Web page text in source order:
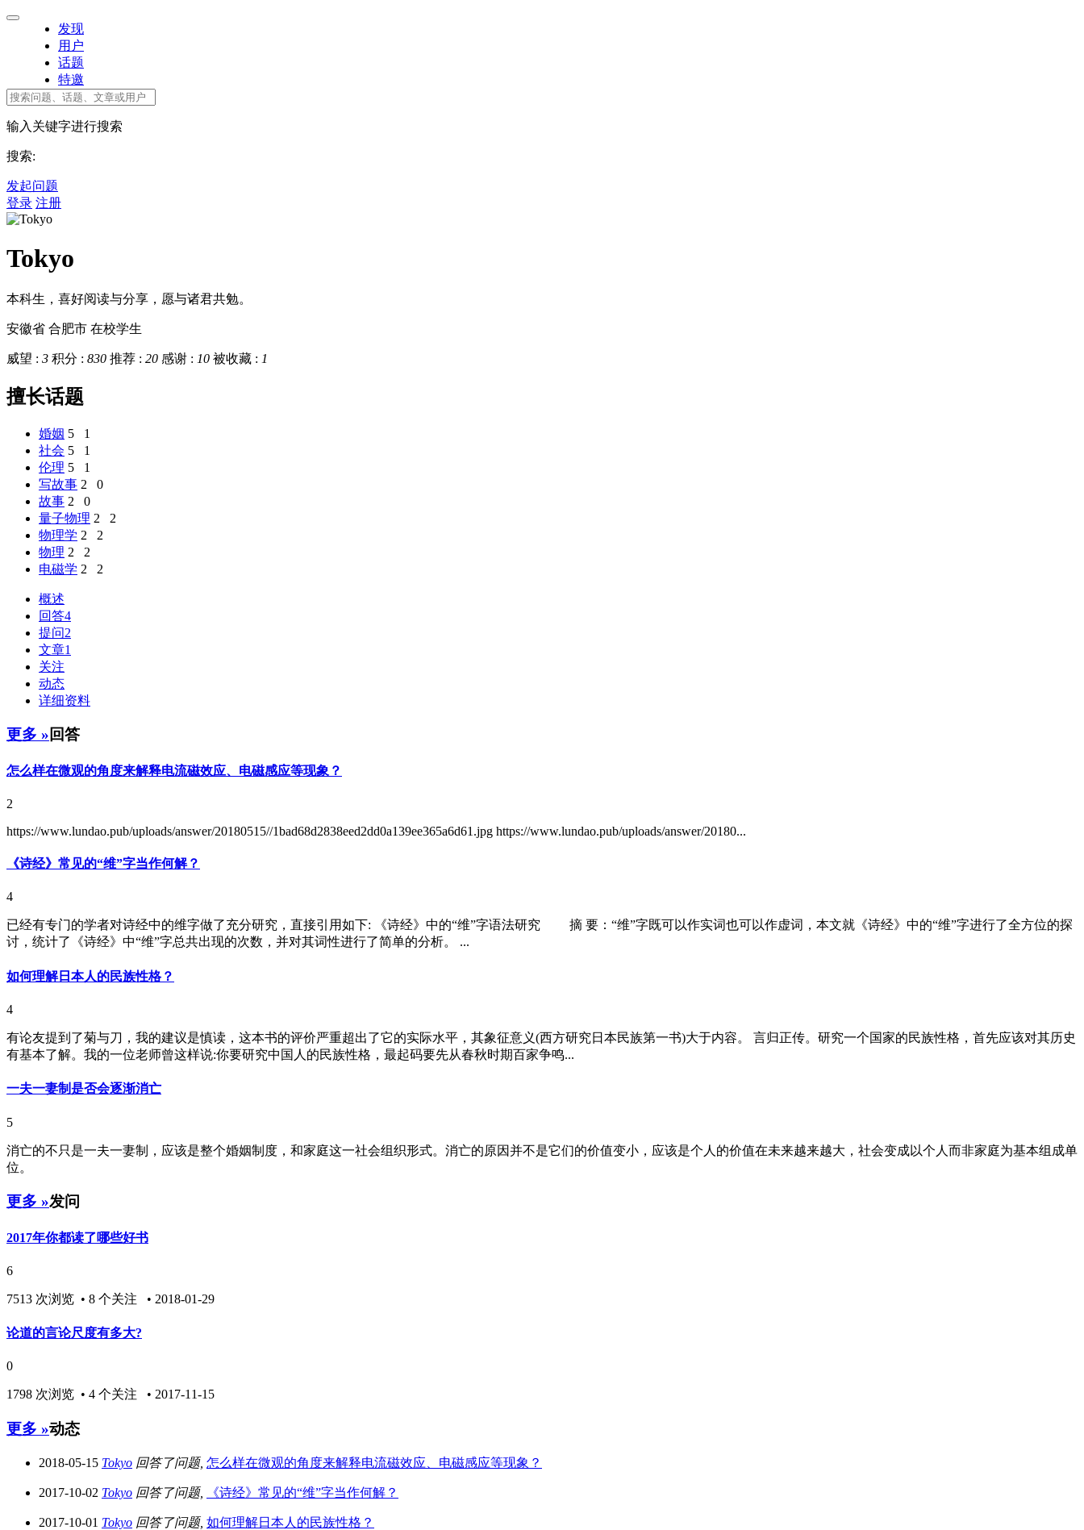
发现
用户
话题
特邀
输入关键字进行搜索
搜索:
发起问题
登录 注册
Tokyo
本科生，喜好阅读与分享，愿与诸君共勉。
安徽省 合肥市 在校学生
威望 : 3 积分 : 830 推荐 : 20 感谢 : 10 被收藏 : 1
擅长话题
婚姻 5 1
社会 5 1
伦理 5 1
写故事 2 0
故事 2 0
量子物理 2 2
物理学 2 2
物理 2 2
电磁学 2 2
概述
回答4
提问2
文章1
关注
动态
详细资料
更多 »回答
怎么样在微观的角度来解释电流磁效应、电磁感应等现象？
2
https://www.lundao.pub/uploads/answer/20180515//1bad68d2838eed2dd0a139ee365a6d61.jpg https://www.lundao.pub/uploads/answer/20180...
《诗经》常见的“维”字当作何解？
4
已经有专门的学者对诗经中的维字做了充分研究，直接引用如下: 《诗经》中的“维”字语法研究 摘 要：“维”字既可以作实词也可以作虚词，本文就《诗经》中的“维”字进行了全方位的探
讨，统计了《诗经》中“维”字总共出现的次数，并对其词性进行了简单的分析。 ...
如何理解日本人的民族性格？
4
有论友提到了菊与刀，我的建议是慎读，这本书的评价严重超出了它的实际水平，其象征意义(西方研究日本民族第一书)大于内容。 言归正传。研究一个国家的民族性格，首先应该对其历史
有基本了解。我的一位老师曾这样说:你要研究中国人的民族性格，最起码要先从春秋时期百家争鸣...
一夫一妻制是否会逐渐消亡
5
消亡的不只是一夫一妻制，应该是整个婚姻制度，和家庭这一社会组织形式。消亡的原因并不是它们的价值变小，应该是个人的价值在未来越来越大，社会变成以个人而非家庭为基本组成单
位。
更多 »发问
2017年你都读了哪些好书
6
7513 次浏览 • 8 个关注 • 2018-01-29
论道的言论尺度有多大?
0
1798 次浏览 • 4 个关注 • 2017-11-15
更多 »动态
2018-05-15 Tokyo 回答了问题, 怎么样在微观的角度来解释电流磁效应、电磁感应等现象？
2017-10-02 Tokyo 回答了问题, 《诗经》常见的“维”字当作何解？
2017-10-01 Tokyo 回答了问题, 如何理解日本人的民族性格？